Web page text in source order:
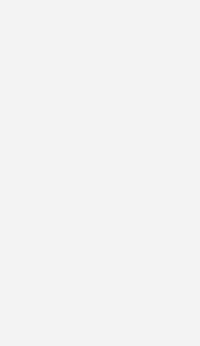
Dös Sumbarcher
mit „The Cold Ducks“
- Geschichten
Mundart